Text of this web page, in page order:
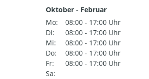
Oktober - Februar
Mo:
08:00 - 17:00 Uhr
Di:
08:00 - 17:00 Uhr
Mi:
08:00 - 17:00 Uhr
Do:
08:00 - 17:00 Uhr
Fr:
08:00 - 17:00 Uhr
Sa: